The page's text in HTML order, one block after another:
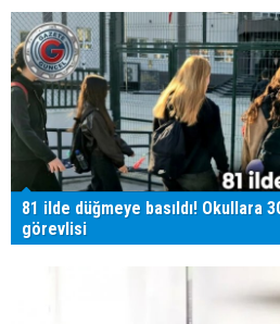
81 ilde düğmeye basıldı! Okullara
görevlisi